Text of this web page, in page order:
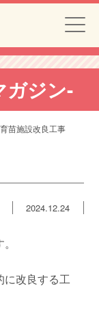
ガジン-
育苗施設改良工事
2024.12.24
に改良する工